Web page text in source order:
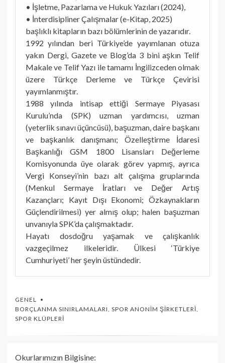
• İşletme, Pazarlama ve Hukuk Yazıları (2024),
• İnterdisipliner Çalışmalar (e-Kitap, 2025)
başlıklı kitapların bazı bölümlerinin de yazarıdır.
1992 yılından beri Türkiye’de yayımlanan otuza
yakın Dergi, Gazete ve Blog’da 3 bini aşkın Telif
Makale ve Telif Yazı ile tamamı İngilizceden olmak
üzere Türkçe Derleme ve Türkçe Çevirisi
yayımlanmıştır.
1988 yılında intisap ettiği Sermaye Piyasası
Kurulu’nda (SPK) uzman yardımcısı, uzman
(yeterlik sınavı üçüncüsü), başuzman, daire başkanı
ve başkanlık danışmanı; Özelleştirme İdaresi
Başkanlığı GSM 1800 Lisansları Değerleme
Komisyonunda üye olarak görev yapmış, ayrıca
Vergi Konseyi’nin bazı alt çalışma gruplarında
(Menkul Sermaye İratları ve Değer Artış
Kazançları; Kayıt Dışı Ekonomi; Özkaynakların
Güçlendirilmesi) yer almış olup; halen başuzman
unvanıyla SPK’da çalışmaktadır.
Hayatı dosdoğru yaşamak ve çalışkanlık
vazgeçilmez ilkeleridir. Ülkesi ‘Türkiye
Cumhuriyeti’ her şeyin üstündedir.
GENEL
BORÇLANMA SINIRLAMALARI SPOR ANONIM ŞIRKETLERI
SPOR KLÜPLERI
Okurlarımızın Bilgisine: